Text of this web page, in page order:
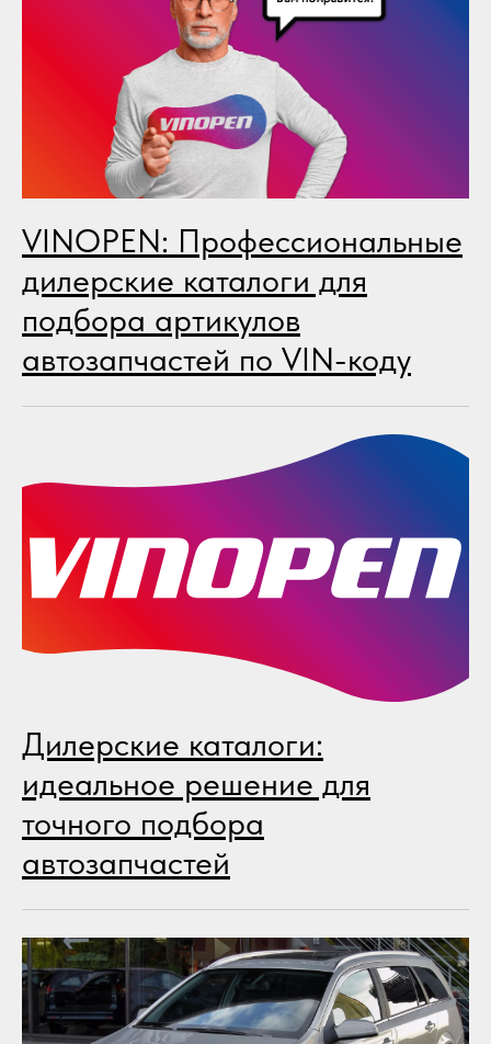
VINOPEN: Профессиональные
дилерские каталоги для
подбора артикулов
автозапчастей по VIN-коду
Дилерские каталоги:
идеальное решение для
точного подбора
автозапчастей